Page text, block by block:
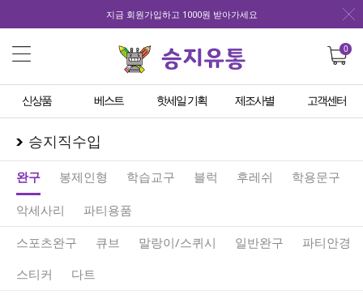
지금 회원가입하고 1000원 받아가세요
0
신상품 베스트 핫세일 기획 제조사별 고객센터
승지직수입
완구 봉제인형 학습교구 블럭 후레쉬 학용문구
악세사리
파티용품
스포츠완구
큐브 말랑이/스퀴시 일반완구
파티안경
스티커
다트